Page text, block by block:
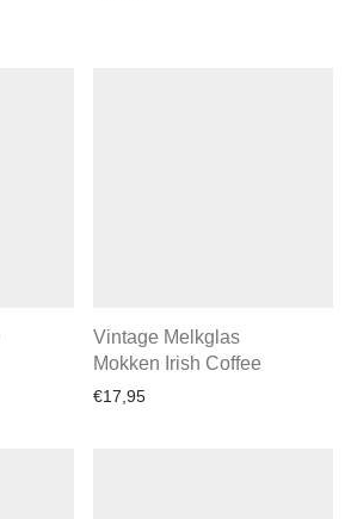
Vintage Melkglas
Mokken Irish Coffee
€17,95